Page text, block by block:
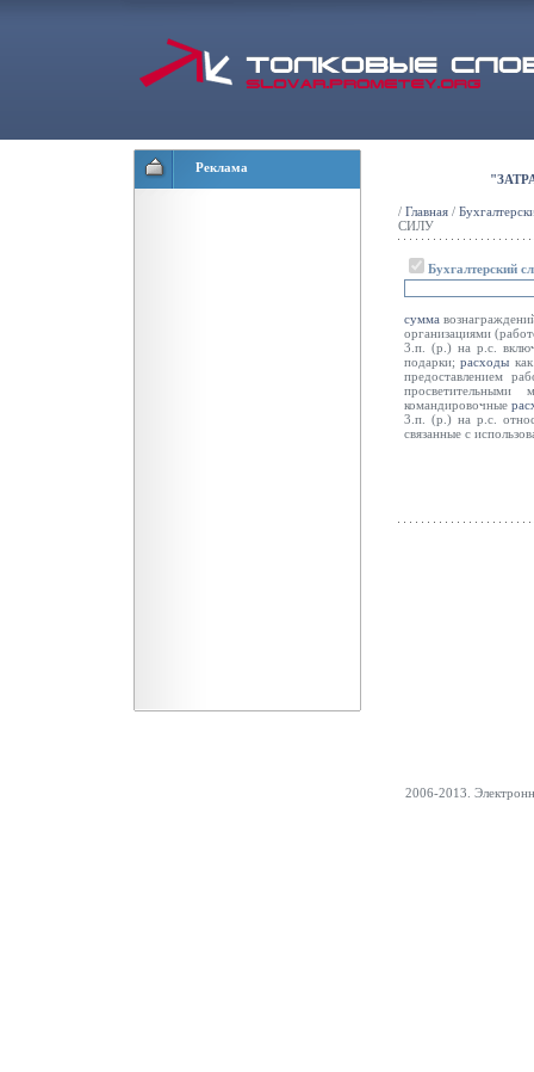
Реклама
/ Главная /
СИЛУ
Бухгалтерский
сумма
организациями
3.п. (р.) на р.с.
подарки;расходы
предоставлением
просветительными
командировочные
3.п. (р.) на р.с.
связанные с
2006-2013.